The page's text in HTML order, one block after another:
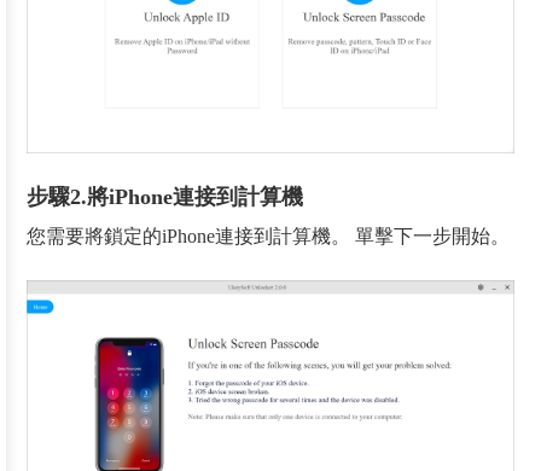
步驟2.將iPhone連接到計算機
您需要將鎖定的iPhone連接到計算機。 單擊下一步開始。